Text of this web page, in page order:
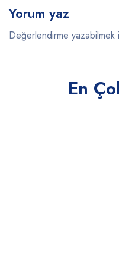
Yorum yaz
Değerlendirme yazabilmek
En